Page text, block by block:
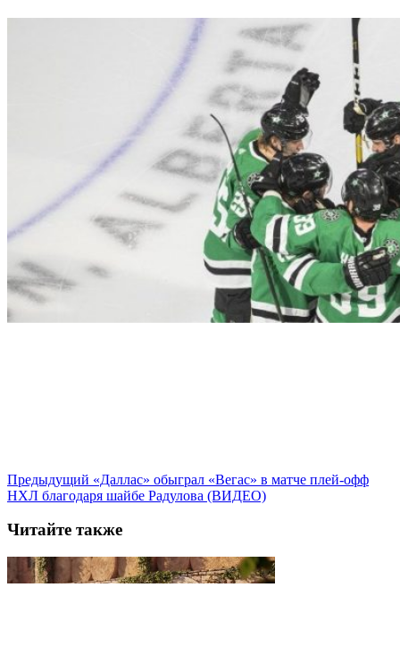
Предыдущий «Даллас» обыграл «Вегас» в матче плей-офф
НХЛ благодаря шайбе Радулова (ВИДЕО)
Читайте также